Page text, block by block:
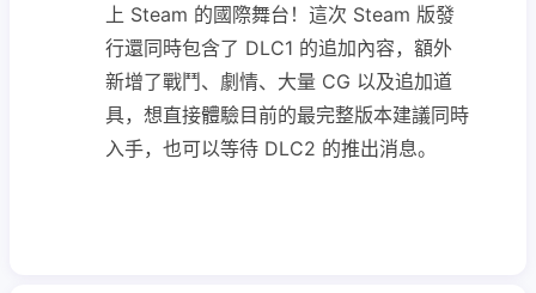
上 Steam 的國際舞台！這次 Steam 版發
行還同時包含了 DLC1 的追加內容，額外
新增了戰鬥、劇情、大量 CG 以及追加道
具，想直接體驗目前的最完整版本建議同時
入手，也可以等待 DLC2 的推出消息。